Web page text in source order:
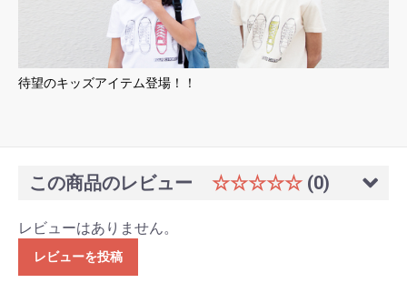
待望のキッズアイテム登場！！
この商品のレビュー ☆☆☆☆☆ (0)
レビューはありません。
レビューを投稿